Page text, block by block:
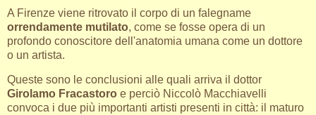
A Firenze viene ritrovato il corpo di un falegname
orrendamente mutilato, come se fosse opera di un
profondo conoscitore dell'anatomia umana come un dottore
o un artista.
Queste sono le conclusioni alle quali arriva il dottor
Girolamo Fracastoro e perciò Niccolò Macchiavelli
convoca i due più importanti artisti presenti in città: il maturo